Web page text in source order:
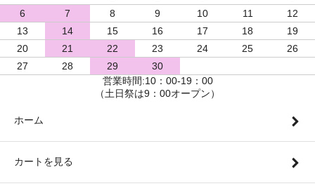
6
7 8 9 10 11
12
13
14 15 16 17 18
19
20
21 22 23 24 25
26
27
28 29
30
営業時間:10：00-19：00
（土日祭は9：00オープン）
ホーム
カートを見る